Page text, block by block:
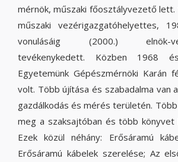
mérnök, műszaki főosztályvezető
műszaki vezérigazgatóhelyettes,
vonulásáig (2000.) elnök-
tevékenykedett. Közben 1968
Egyetemünk Gépészmérnöki Karán
volt. Több újítása és szabadalma van
gazdálkodás és mérés területén.
meg a szaksajtóban és több
Ezek közül néhány: Erősáramú
Erősáramú kábelek szerelése; Az